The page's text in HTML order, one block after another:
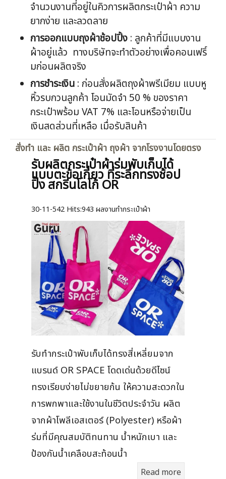
จำนวนงานที่อยู่ในคิวการผลิตกระเป๋าผ้า ความ
ยากง่าย และลวดลาย
การออกแบบถุงผ้าช้อปปิ้ง : ลูกค้าที่มีแบบงาน
ผ้าอยู่แล้ว ทางบริษัทจะทำตัวอย่างเพื่อคอนเฟริ์
มก่อนผลิตจริง
การชำระเงิน : ก่อนสั่งผลิตถุงผ้าพรีเมียม แบบหู
หิ้วรบกวนลูกค้า โอนมัดจำ 50 % ของราคา
กระเป๋าพร้อม VAT 7% และโอนหรือจ่ายเป็น
เงินสดส่วนที่เหลือ เมื่อรับสินค้า
สั่งทำ และ ผลิต กระเป๋าผ้า ถุงผ้า จากโรงงานโดยตรง
รับผลิตกระเป๋าผ้าร่มพับเก็บได้
แบบตะข้อเกี่ยว ที่ระลึกทรงช้อป
ปิ้ง สกรีนโลโก้ OR
30-11-542 Hits:943 ผลงานทำกระเป๋าผ้า
รับทำกระเป๋าพับเก็บได้ทรงสี่เหลี่ยมจาก
แบรนด์ OR SPACE โดดเด่นด้วยดีไซน์
ทรงเรียบง่ายไม่ขยายก้น ให้ความสะดวกใน
การพกพาและใช้งานในชีวิตประจำวัน ผลิต
จากผ้าโพลีเอสเตอร์ (Polyester) หรือผ้า
ร่มที่มีคุณสมบัติทนทาน น้ำหนักเบา และ
ป้องกันน้ำเคลือบสะท้อนน้ำ
Read more